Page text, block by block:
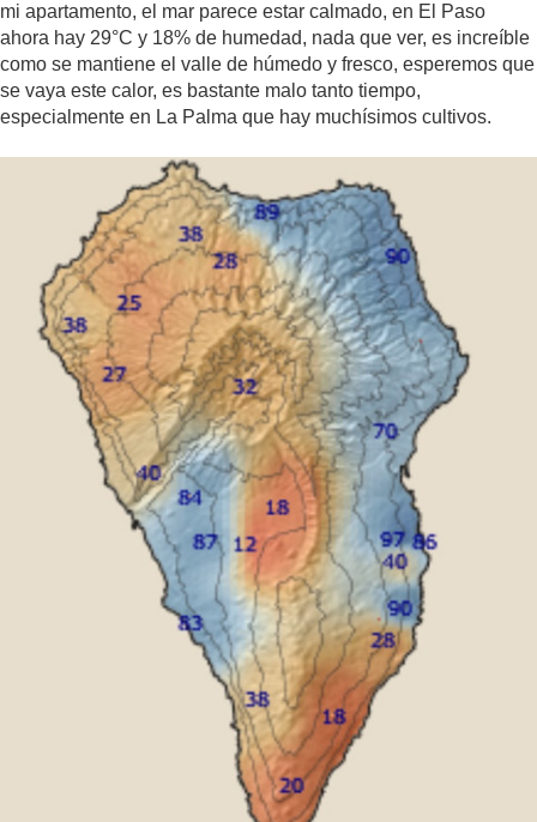
mi apartamento, el mar parece estar calmado, en El Paso
ahora hay 29°C y 18% de humedad, nada que ver, es increíble
como se mantiene el valle de húmedo y fresco, esperemos que
se vaya este calor, es bastante malo tanto tiempo,
especialmente en La Palma que hay muchísimos cultivos.